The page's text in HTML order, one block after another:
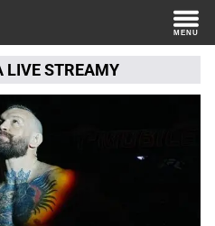
LIVE STREAMY